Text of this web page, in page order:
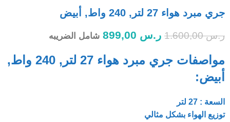
جري مبرد هواء 27 لتر, 240 واط, أبيض
ر.س1.600,00 ر.س شامل الضريبه
مواصفات جري مبرد هواء 27 لتر, 240 واط,
أبيض:
السعة : 27 لتر
توزيع الهواء بشكل مثالي